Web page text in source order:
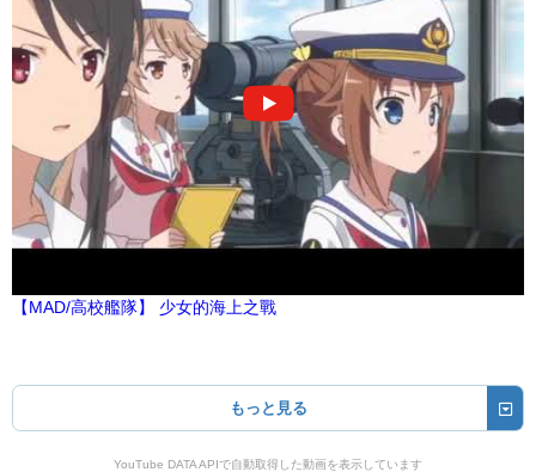
【MAD/高校艦隊】 少女的海上之戰
もっと見る
YouTube DATA APIで自動取得した動画を表示しています